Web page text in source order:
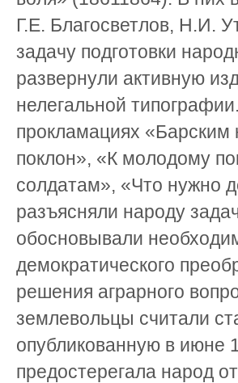
Г.Е. Благосветлов, Н.И.
задачу подготовки
развернули активную
нелегальной
прокламациях «Барским
поклон», «К молодому
солдатам», «Что нужно
разъясняли народу
обосновывали
демократического
решения аграрного
землевольцы считали
опубликованную в июне
предостерегала народ